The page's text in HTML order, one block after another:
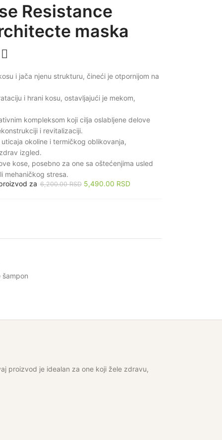
Resistance
maska
i jača njenu strukturu, čineći je otpornijom na
i hrani kosu, ostavljajući je mekom,
kompleksom koji cilja oslabljene delove
i revitalizaciji.
okoline i termičkog oblikovanja,
izgled.
kose, posebno za one sa oštećenjima usled
mehaničkog stresa.
za 6,200.00RSD 5,490.00 RSD
šampon
proizvod je idealan za one koji žele zdravu,